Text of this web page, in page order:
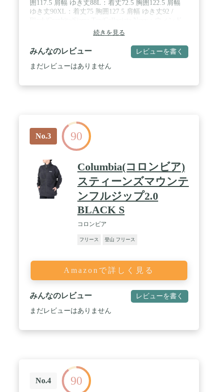
囲117.5 肩幅 ゆき丈88L：着丈72.5 胸囲122.5 肩幅
ゆき丈90XL：着丈75 胸囲127.5 肩幅 ゆき丈92 /
ブロックボンディングフリース(ポリエステル100%)
切替:タスランナイロン(ナイロン100%) / 原産国：中
国
続きを見る
みんなのレビュー レビューを書く
まだレビューはありません
No.3 90
Columbia(コロンビア)
スティーンズマウンテ
ンフルジップ2.0
BLACK S
コロンビア
フリース 登山 フリース
Amazonで詳しく見る
みんなのレビュー レビューを書く
まだレビューはありません
No.4 90